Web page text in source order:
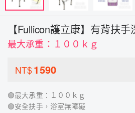
【Fullicon護立康】有背扶
最大承重：１００ｋｇ
NT$1590
🟢最大承重：１００ｋｇ
🟢安全扶手，浴室無障礙